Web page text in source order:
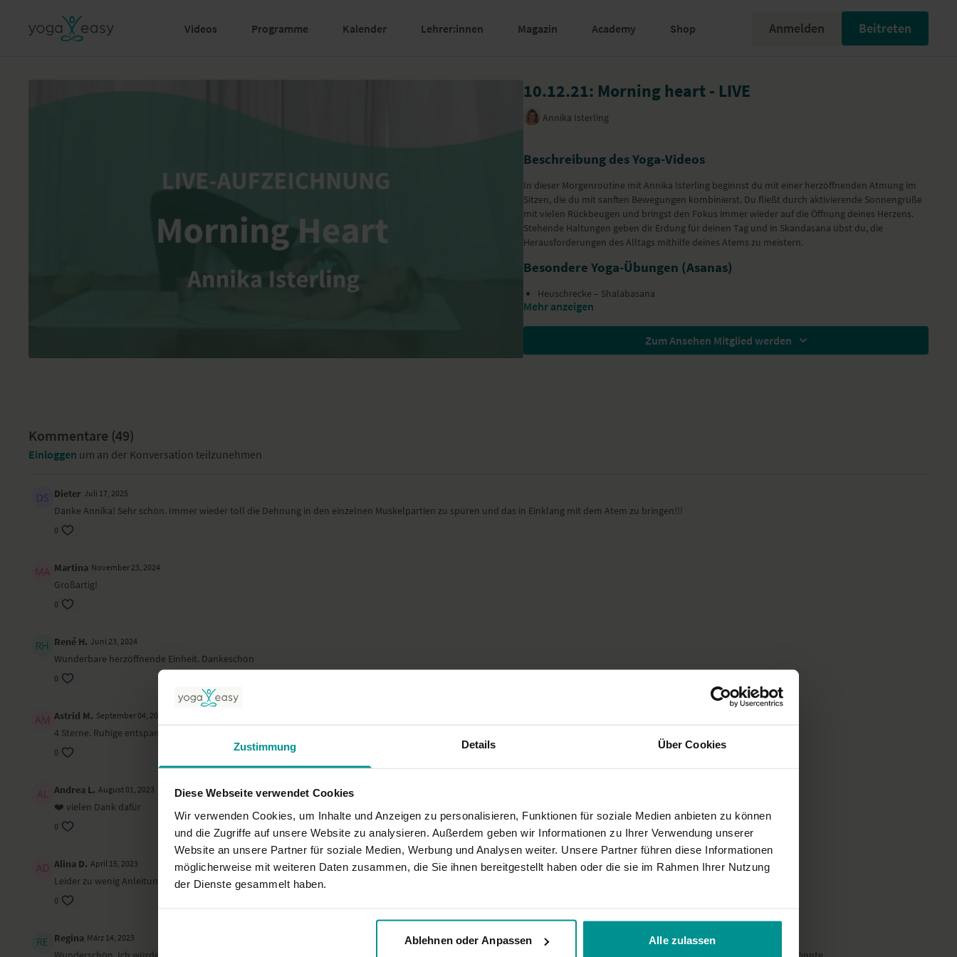
Zustimmung Details Über Cookies
Diese Webseite verwendet Cookies
Wir verwenden Cookies, um Inhalte und Anzeigen zu personalisieren, Funktionen für soziale Medien anbieten zu können
und die Zugriffe auf unsere Website zu analysieren. Außerdem geben wir Informationen zu Ihrer Verwendung unserer
Website an unsere Partner für soziale Medien, Werbung und Analysen weiter. Unsere Partner führen diese Informationen
möglicherweise mit weiteren Daten zusammen, die Sie ihnen bereitgestellt haben oder die sie im Rahmen Ihrer Nutzung
der Dienste gesammelt haben.
Ablehnen oder Anpassen Alle zulassen
Videos Programme Kalender Lehrer:innen Magazin Academy Shop Anmelden Beitreten
10.12.21: Morning heart - LIVE
Annika Isterling
Beschreibung des Yoga-Videos
In dieser Morgenroutine mit Annika Isterling beginnst du mit einer herzöffnenden Atmung im
Sitzen, die du mit sanften Bewegungen kombinierst. Du fließt durch aktivierende Sonnengrüße
mit vielen Rückbeugen und bringst den Fokus immer wieder auf die Öffnung deines Herzens.
Stehende Haltungen geben dir Erdung für deinen Tag und in Skandasana übst du, die
Herausforderungen des Alltags mithilfe deines Atems zu meistern.
Besondere Yoga-Übungen (Asanas)
Heuschrecke – Shalabasana
Sonnengruß – Surya Namaskar
seitliche tiefe Hocke – Skandasana
Video- oder Tonqualität nicht der gewohnten YogaEasy-Qualität entspricht.
Mehr anzeigen
Zum Ansehen Mitglied werden
Kommentare (49)
Einloggen um an der Konversation teilzunehmen
Dieter Juli 17, 2025
Danke Annika! Sehr schön. Immer wieder toll die Dehnung in den einzelnen Muskelpartien zu spüren und das in Einklang mit dem Atem zu bringen!!!
0
Martina November 23, 2024
Großartig!
0
René H. Juni 23, 2024
Wunderbare herzöffnende Einheit. Dankeschön
0
Astrid M. September 04, 2023
4 Sterne. Ruhige entspannte Aufwach-Sequenz. Einmal alles durchgedehnt.
0
Andrea L. August 01, 2023
❤️ vielen Dank dafür
0
Alina D. April 15, 2023
Leider zu wenig Anleitung um die Positionen zu spüren und auch keine Achtung auf den Atem
0
Regina März 14, 2023